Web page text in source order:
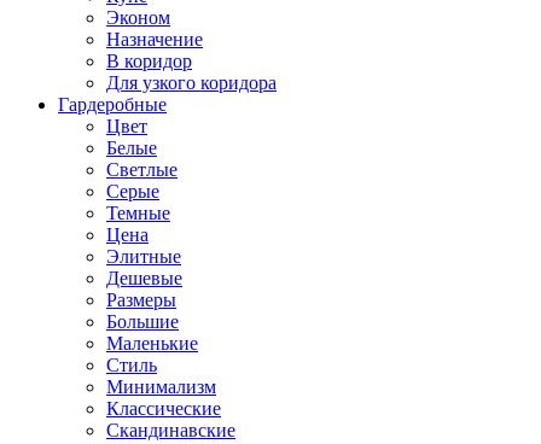
Эконом
Назначение
В коридор
Для узкого коридора
Гардеробные
Цвет
Белые
Светлые
Серые
Темные
Цена
Элитные
Дешевые
Размеры
Большие
Маленькие
Стиль
Минимализм
Классические
Скандинавские